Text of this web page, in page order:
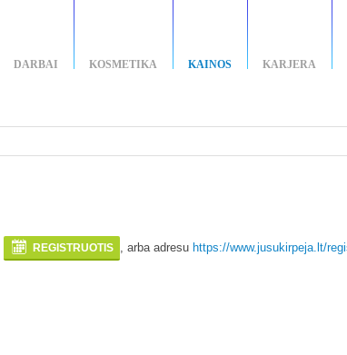
DARBAI KOSMETIKA KAINOS KARJERA
REGISTRUOTIS , arba adresu https://www.jusukirpeja.lt/